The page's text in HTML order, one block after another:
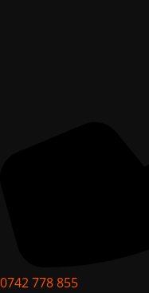
0742 778 855